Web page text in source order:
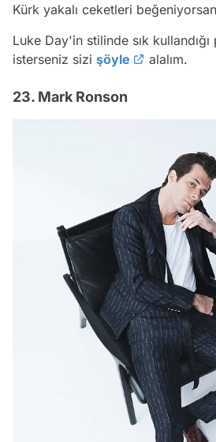
Kürk yakalı ceketleri
Luke Day'in stilinde sık
isterseniz sizi şöyle alalım.
23. Mark Ronson